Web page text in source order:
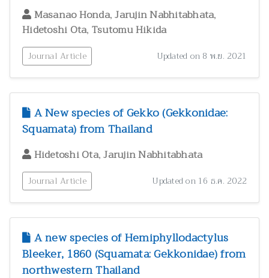
Masanao Honda,Jarujin Nabhitabhata,
Hidetoshi Ota, Tsutomu Hikida
Journal Article Updated on 8 พ.ย. 2021
A New species of Gekko (Gekkonidae:
Squamata) from Thailand
Hidetoshi Ota,Jarujin Nabhitabhata
Journal Article Updated on 16 ธ.ค. 2022
A new species of Hemiphyllodactylus
Bleeker, 1860 (Squamata: Gekkonidae) from
northwestern Thailand
มรดกวัฒนธรรม
แมลงและกีฏวิทยา
ไร่นาและระบบการเพาะปลูก
1
วิทยาศาสตร์ศึกษา
8
เศรษฐศาสตร์ ธุรกิจ และอุตสาหกรรม
สัตววิทยาและผลิตภัณฑ์จากสัตว์
อนุกรมวิธาน
อาหารและโภชนาการมนุษย์
3
Phytotaxa
วารสารสัตว์ป่าเมืองไทย
6
Blumea: Journal of Plant Taxonomy and Plant Geography
6
2022
2021
2020
22